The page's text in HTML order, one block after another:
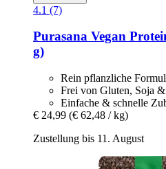
4.1 (7)
Purasana Vegan
g)
Rein pflanzliche
Frei von Gluten, Soja
Einfache & schnelle
€ 24,99 (€ 62,48 / kg)
Zustellung bis 11. August